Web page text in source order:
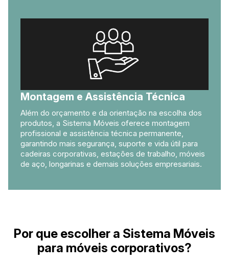
Montagem e Assistência Técnica
Além do orçamento e da orientação na escolha dos
produtos, a Sistema Móveis oferece montagem
profissional e assistência técnica permanente,
garantindo mais segurança, suporte e vida útil para
cadeiras corporativas, estações de trabalho, móveis
de aço, longarinas e demais soluções empresariais.
Por que escolher a Sistema Móveis
para móveis corporativos?